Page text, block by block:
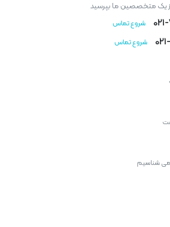
یک متخصصین ما بپرسید
شروع تماس
شروع تماس
می شناسیم